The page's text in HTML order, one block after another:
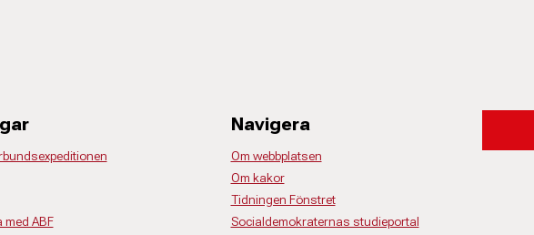
med ABF
Navigera
Om webbplatsen
Om kakor
Tidningen Fönstret
Socialdemokraternas studieportal